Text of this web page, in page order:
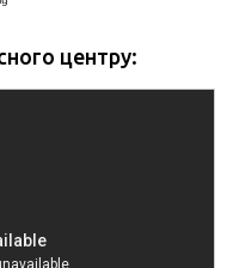
центру: